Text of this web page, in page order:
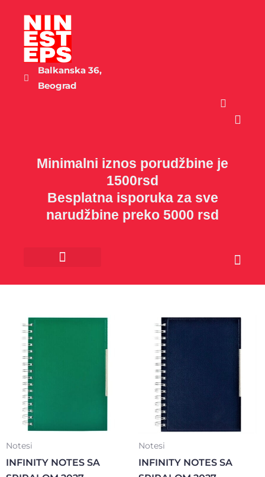
садржај
Balkanska 36,
Beograd
Cart
Minimalni iznos porudžbine je
1500rsd
Besplatna isporuka za sve
narudžbine preko 5000 rsd
Cart
Notesi
INFINITY NOTES SA
Notesi
INFINITY NOTES SA